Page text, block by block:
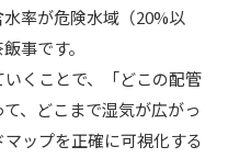
率が危険水域（20%以
事です。
くことで、「どこの配管
、どこまで湿気が広がっ
ップを正確に可視化する